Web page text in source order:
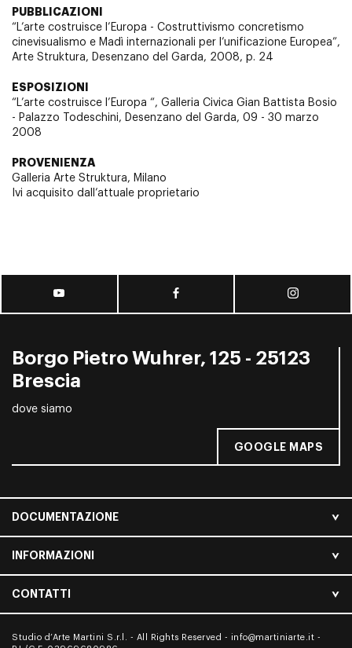
PUBBLICAZIONI
“L’arte costruisce l’Europa - Costruttivismo concretismo
cinevisualismo e Madì internazionali per l’unificazione Europea”,
Arte Struktura, Desenzano del Garda, 2008, p. 24
ESPOSIZIONI
“L’arte costruisce l’Europa “, Galleria Civica Gian Battista Bosio
- Palazzo Todeschini, Desenzano del Garda, 09 - 30 marzo
2008
PROVENIENZA
Galleria Arte Struktura, Milano
Ivi acquisito dall’attuale proprietario
Borgo Pietro Wuhrer, 125 - 25123
Brescia
dove siamo
GOOGLE MAPS
DOCUMENTAZIONE
INFORMAZIONI
CONTATTI
Studio d’Arte Martini S.r.l. - All Rights Reserved - info@martiniarte.it -